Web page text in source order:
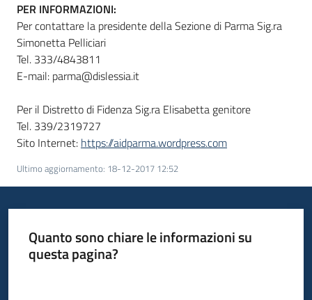
PER INFORMAZIONI:
Per contattare la presidente della Sezione di Parma Sig.ra
Simonetta Pelliciari
Tel. 333/4843811
E-mail: parma@dislessia.it
Per il Distretto di Fidenza Sig.ra Elisabetta genitore
Tel. 339/2319727
Sito Internet: https://aidparma.wordpress.com
Ultimo aggiornamento: 18-12-2017 12:52
Quanto sono chiare le informazioni su
questa pagina?